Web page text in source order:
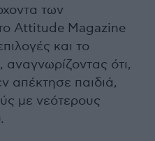
των
Attitude Magazine
και το
ότι,
απέκτησε παιδιά,
με νεότερους